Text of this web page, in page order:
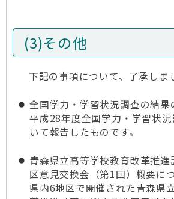
(3)その他
下記の事項について、了承しま
全国学力・学習状況調査の結果
平成28年度全国学力・学習状
いて報告したものです。
青森県立高等学校教育改革推進
区意見交換会（第1回）概要に
県内6地区で開催された青森県